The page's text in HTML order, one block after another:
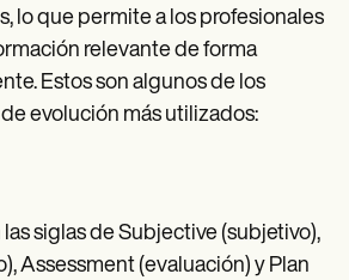
lo que permite a los profesionales
relevante de forma
Estos son algunos de los
evolución más utilizados:
las siglas de Subjective (subjetivo),
Assessment (evaluación) y Plan